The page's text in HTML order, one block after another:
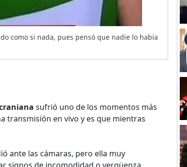
como si nada, pues pensó que nadie lo había
sufrió uno de los momentos más
transmisión en vivo y es que mientras
ante las cámaras, pero ella muy